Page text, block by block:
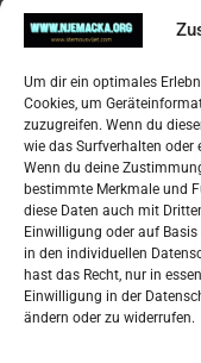
Um dir ein optimales
Cookies, um
zuzugreifen. Wenn du
wie das Surfverhalten oder
Wenn du deine
bestimmte Merkmale und
diese Daten auch mit
Einwilligung oder auf
in den individuellen
hast das Recht, nur in
Einwilligung in der
ändern oder zu widerrufen.
Pregled
Datenschutzerklärung
Widerufsbelehrung
Oglašavanje /
Tko je “Idemo
Pretražite
S